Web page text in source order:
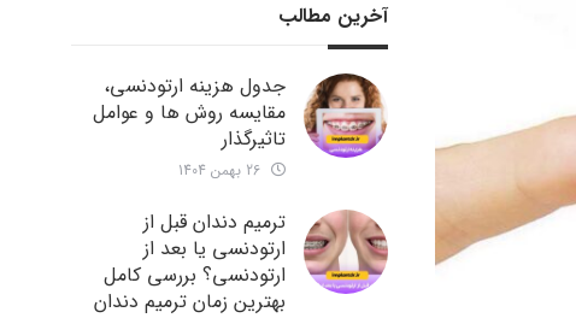
آخرین مطالب
جدول هزینه ارتودنسی،
مقایسه روش ها و عوامل
تاثیرگذار
ترمیم دندان قبل از
ارتودنسی یا بعد از
ارتودنسی؟ بررسی کامل
بهترین زمان ترمیم دندان